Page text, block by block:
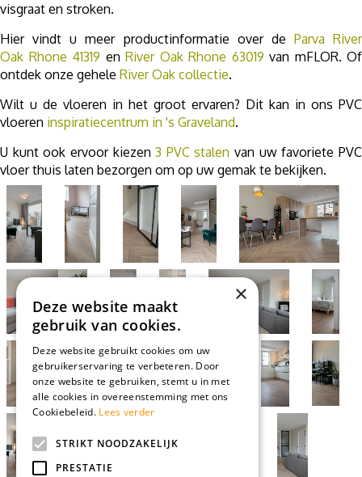
visgraat en stroken.
Hier vindt u meer productinformatie over de Parva River
Oak Rhone 41319 en River Oak Rhone 63019 van mFLOR. Of
ontdek onze gehele River Oak collectie.
Wilt u de vloeren in het groot ervaren? Dit kan in ons PVC
vloeren inspiratiecentrum in 's Graveland.
U kunt ook ervoor kiezen 3 PVC stalen van uw favoriete PVC
vloer thuis laten bezorgen om op uw gemak te bekijken.
×
Deze website maakt
gebruik van cookies.
Deze website gebruikt cookies om uw
gebruikerservaring te verbeteren. Door
onze website te gebruiken, stemt u in met
alle cookies in overeenstemming met ons
Cookiebeleid. Lees verder
STRIKT NOODZAKELIJK
PRESTATIE